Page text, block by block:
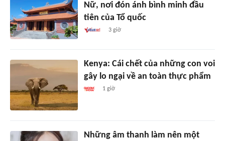
Nữ, nơi đón ánh bình minh đầu
tiên của Tổ quốc
3 giờ
Kenya: Cái chết của những con voi
gây lo ngại về an toàn thực phẩm
1 giờ
Những âm thanh làm nên một